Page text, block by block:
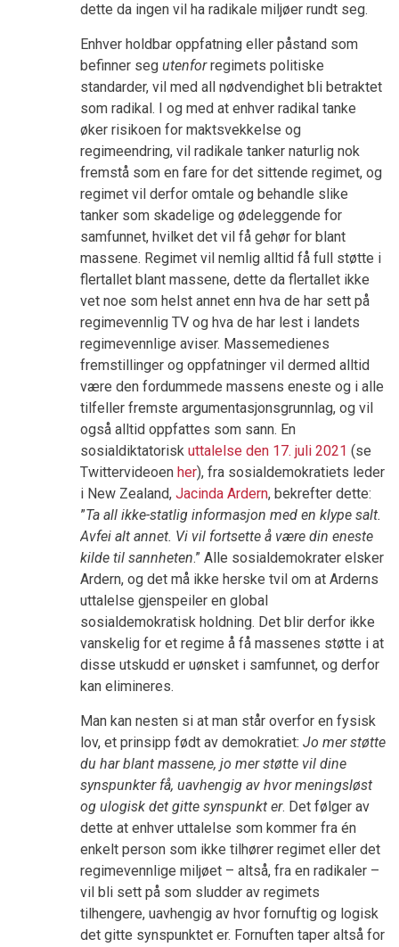
dette da ingen vil ha radikale miljøer rundt seg.
Enhver holdbar oppfatning eller påstand som
befinner seg utenforregimets politiske
standarder, vil med all nødvendighet bli betraktet
som radikal. I og med at enhver radikal tanke
øker risikoen for maktsvekkelse og
regimeendring, vil radikale tanker naturlig nok
fremstå som en fare for det sittende regimet, og
regimet vil derfor omtale og behandle slike
tanker som skadelige og ødeleggende for
samfunnet, hvilket det vil få gehør for blant
massene. Regimet vil nemlig alltid få full støtte i
flertallet blant massene, dette da flertallet ikke
vet noe som helst annet enn hva de har sett på
regimevennlig TV og hva de har lest i landets
regimevennlige aviser. Massemedienes
fremstillinger og oppfatninger vil dermed alltid
være den fordummede massens eneste og i alle
tilfeller fremste argumentasjonsgrunnlag, og vil
også alltid oppfattes som sann. En
sosialdiktatorisk uttalelse den 17. juli 2021 (se
Twittervideoen her), fra sosialdemokratiets leder
i New Zealand, Jacinda Ardern, bekrefter dette:
”Ta all ikke-statlig informasjon med en klype salt.
Avfei alt annet. Vi vil fortsette å være din eneste
kilde til sannheten.” Alle sosialdemokrater elsker
Ardern, og det må ikke herske tvil om at Arderns
uttalelse gjenspeiler en global
sosialdemokratisk holdning. Det blir derfor ikke
vanskelig for et regime å få massenes støtte i at
disse utskudd er uønsket i samfunnet, og derfor
kan elimineres.
Man kan nesten si at man står overfor en fysisk
lov, et prinsipp født av demokratiet: Jo mer støtte
du har blant massene, jo mer støtte vil dine
synspunkter få, uavhengig av hvor meningsløst
og ulogisk det gitte synspunkt er. Det følger av
dette at enhver uttalelse som kommer fra én
enkelt person som ikke tilhører regimet eller det
regimevennlige miljøet – altså, fra en radikaler –
vil bli sett på som sludder av regimets
tilhengere, uavhengig av hvor fornuftig og logisk
det gitte synspunktet er. Fornuften taper altså for